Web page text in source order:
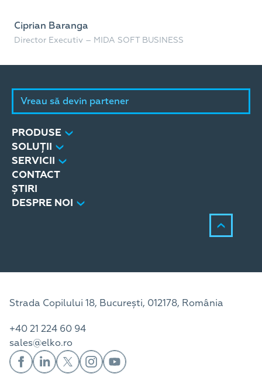
Ciprian Baranga
Director Executiv – MIDA SOFT BUSINESS
Vreau să devin partener
PRODUSE
SOLUȚII
SERVICII
CONTACT
ȘTIRI
DESPRE NOI
Strada Copilului 18, București, 012178, România
+40 21 224 60 94
sales@elko.ro